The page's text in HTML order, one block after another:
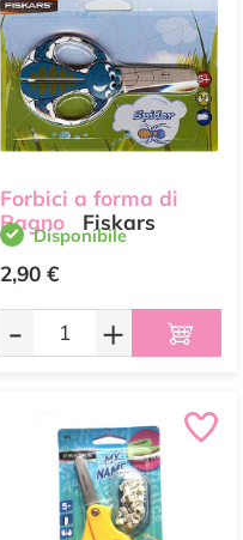
Forbici a forma di
Ragno
Fiskars
Disponibile
2,90 €
- +